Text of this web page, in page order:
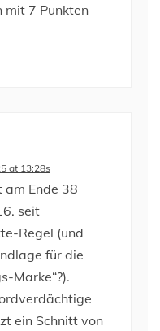
mit 7 Punkten
at 13:28s
am Ende 38
seit
Regel (und
für die
Marke“?).
ein Schnitt von